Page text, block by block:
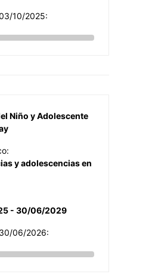
10/2025:
Niño y Adolescente
y adolescencias en
- 30/06/2029
06/2026: